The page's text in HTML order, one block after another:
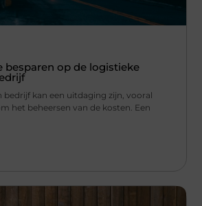
besparen op de logistieke
bedrijf kan een uitdaging zijn, vooral
het beheersen van de kosten. Een